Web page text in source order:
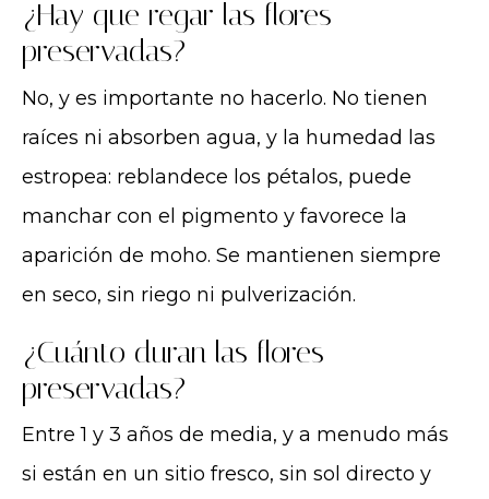
¿Hay que regar las flores
preservadas?
No, y es importante no hacerlo. No tienen
raíces ni absorben agua, y la humedad las
estropea: reblandece los pétalos, puede
manchar con el pigmento y favorece la
aparición de moho. Se mantienen siempre
en seco, sin riego ni pulverización.
¿Cuánto duran las flores
preservadas?
Entre 1 y 3 años de media, y a menudo más
si están en un sitio fresco, sin sol directo y